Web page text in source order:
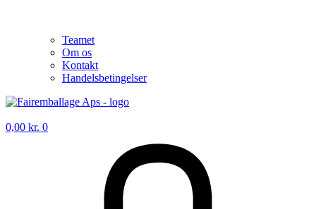
Teamet
Om os
Kontakt
Handelsbetingelser
0,00 kr. 0